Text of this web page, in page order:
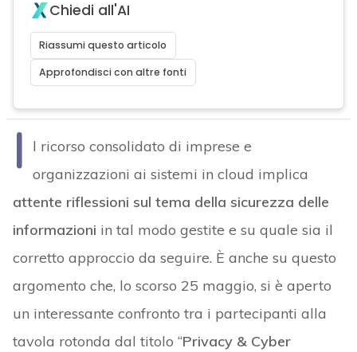
Chiedi all'AI
Riassumi questo articolo
Approfondisci con altre fonti
I
l ricorso consolidato di imprese e
organizzazioni ai sistemi in cloud implica
attente riflessioni sul tema della sicurezza delle
informazioni in tal modo gestite e su quale sia il
corretto approccio da seguire. È anche su questo
argomento che, lo scorso 25 maggio, si è aperto
un interessante confronto tra i partecipanti alla
tavola rotonda dal titolo “Privacy & Cyber